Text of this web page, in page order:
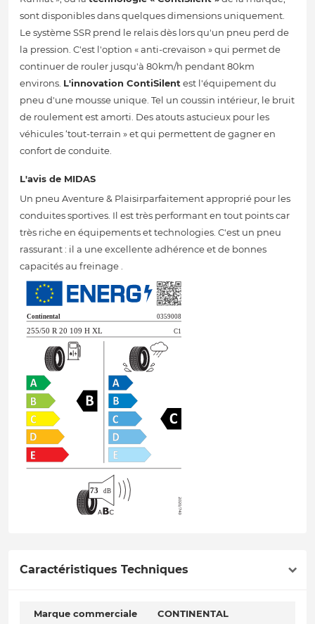
sont disponibles dans quelques dimensions uniquement.
Le système SSR prend le relais dès lors qu'un pneu perd de
la pression. C'est l'option « anti-crevaison » qui permet de
continuer de rouler jusqu'à 80km/h pendant 80km
environs. L'innovation ContiSilentest l'équipement du
pneu d'une mousse unique. Tel un coussin intérieur, le bruit
de roulement est amorti. Des atouts astucieux pour les
véhicules ‘tout-terrain » et qui permettent de gagner en
confort de conduite.
L'avis de MIDAS
Un pneu Aventure & Plaisirparfaitement approprié pour les
conduites sportives. Il est très performant en tout points car
très riche en équipements et technologies. C'est un pneu
rassurant : il a une excellente adhérence et de bonnes
capacités au freinage .
Caractéristiques Techniques
Marque commerciale CONTINENTAL